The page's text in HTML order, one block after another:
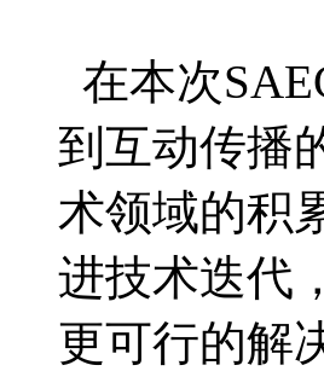
在本次
到互动传播
术领域的积
进技术迭代
更可行的解